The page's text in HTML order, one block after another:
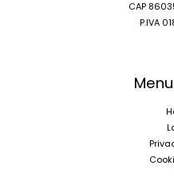
CAP
P.IVA